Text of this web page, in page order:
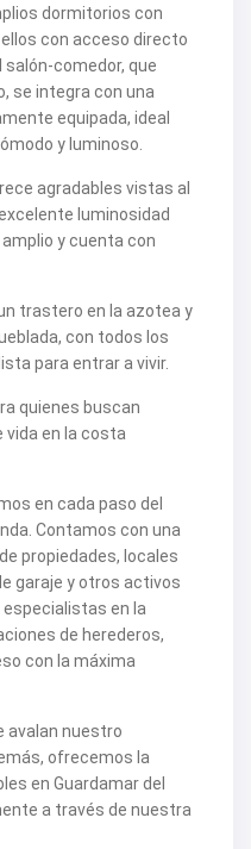
dormitorios con
con acceso directo
salón-comedor, que
se integra con una
equipada, ideal
y luminoso.
agradables vistas al
luminosidad
y cuenta con
trastero en la azotea y
con todos los
para entrar a vivir.
quienes buscan
vida en la costa
en cada paso del
Contamos con una
propiedades, locales
garaje y otros activos
en la
de herederos,
con la máxima
avalan nuestro
ofrecemos la
en Guardamar del
a través de nuestra